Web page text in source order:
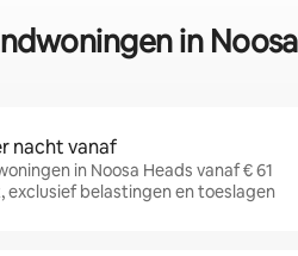
in
nacht vanaf
in Noosa Heads vanaf € 61
exclusief belastingen en toeslagen